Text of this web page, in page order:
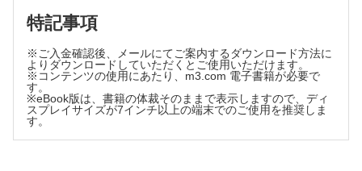
特記事項
※ご入金確認後、メールにてご案内するダウンロード方法に
よりダウンロードしていただくとご使用いただけます。
※コンテンツの使用にあたり、m3.com 電子書籍が必要で
す。
※eBook版は、書籍の体裁そのままで表示しますので、ディ
スプレイサイズが7インチ以上の端末でのご使用を推奨しま
す。